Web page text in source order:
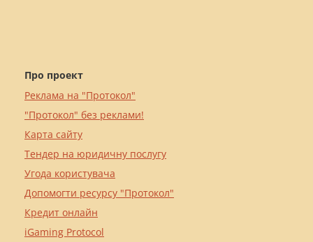
Про проект
Реклама на "Протокол"
"Протокол" без реклами!
Карта сайту
Тендер на юридичну послугу
Угода користувача
Допомогти ресурсу "Протокол"
Кредит онлайн
iGaming Protocol